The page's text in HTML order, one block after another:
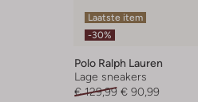
Laatste item
-30%
Polo Ralph Lauren
Lage sneakers
€ 129,99 € 90,99